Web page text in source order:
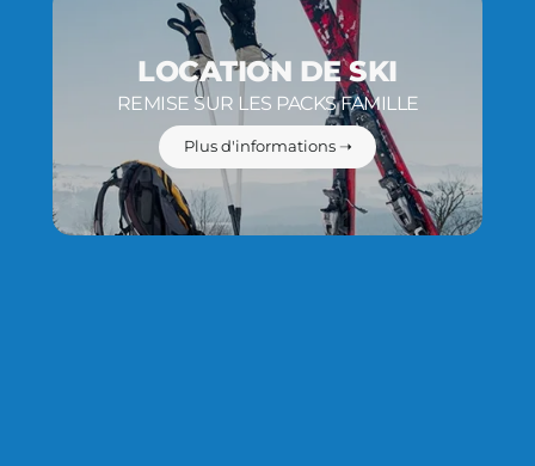
LOCATION DE SKI
REMISE SUR LES PACKS FAMILLE
Plus d'informations ➝